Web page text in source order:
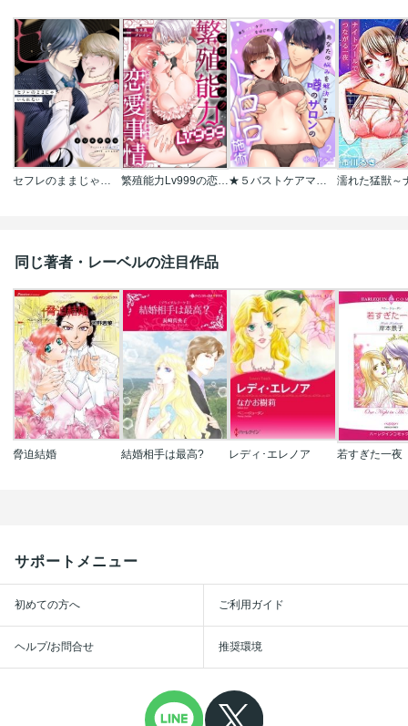
セフレのままじゃいられない 繁殖能力Lv999の恋愛事情 ―幼なじみ候爵令息とのウブあま新婚生活―（単話版） ★５バストケアマッサージをはじめます～あなたの悩みを解決する、噂のサロンのトロトロ施術
同じ著者・レーベルの注目作品
脅迫結婚 結婚相手は最高? レディ･エレノア 若すぎた一夜
サポートメニュー
初めての方へ ご利用ガイド
ヘルプ/お問合せ 推奨環境